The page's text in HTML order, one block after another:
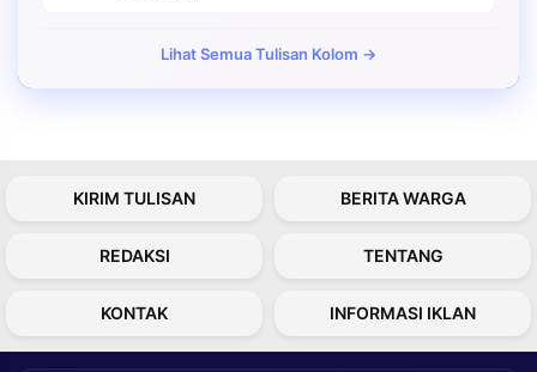
Lihat Semua Tulisan Kolom →
KIRIM TULISAN BERITA WARGA
REDAKSI TENTANG
KONTAK INFORMASI IKLAN